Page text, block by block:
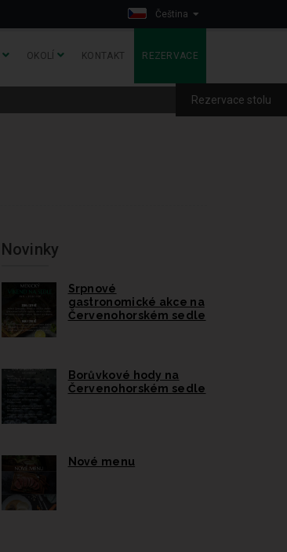
Čeština
OKOLÍ KONTAKT REZERVACE
Rezervace stolu
Novinky
Srpnové
gastronomické akce na
Červenohorském sedle
Borůvkové hody na
Červenohorském sedle
Nové menu